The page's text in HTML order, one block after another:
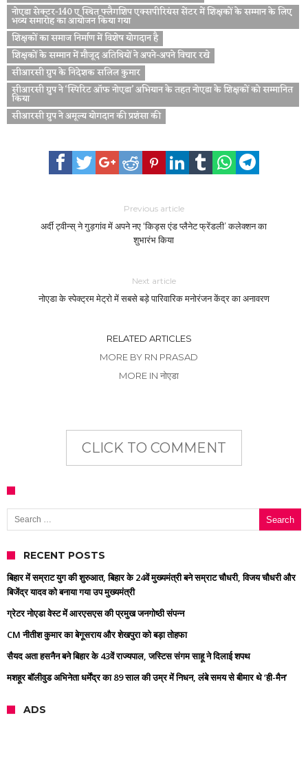
नोएडा सेक्टर-140 ए स्थित फ्लैगशिप एक्सपीरियंस सेंटर में शिक्षकों के सम्मान के लिए
भव्य समारोह का आयोजन किया गया
शिक्षकों का समाज निर्माण में विशेष योगदान है
शिक्षकों के सम्मान में मौजूद अतिथियों ने अपने-अपने विचार रखे
सीआरसी ग्रुप के निदेशक सलिल कुमार
सीआरसी ग्रुप ने ‘स्पिरिट ऑफ नोएडा’ अभियान के तहत नोएडा के शिक्षकों को सम्मानित
किया
सीआरसी ग्रुप ने अमूल्य योगदान की प्रशंसा की
Previous article
अर्दी ट्वीन्स् ने गुड़गांव में अपने नए ‘किड्स एंड प्लैनेट फ्रेंडली’ कलेक्शन का
शुभारंभ किया
Next article
नोएडा के स्पेक्ट्रम मेट्रो में सबसे बड़े पारिवारिक मनोरंजन केंद्र का अनावरण
RELATED ARTICLES
MORE BY RN PRASAD
MORE IN नोएडा
CLICK TO COMMENT
Search for:
RECENT POSTS
बिहार में सम्राट युग की शुरुआत, बिहार के 24वें मुख्यमंत्री बने सम्राट चौधरी, विजय चौधरी और
बिजेंद्र यादव को बनाया गया उप मुख्यमंत्री
ग्रेटर नोएडा वेस्ट में आरएसएस की प्रमुख जनगोष्ठी संपन्न
CM नीतीश कुमार का बेगूसराय और शेखपुरा को बड़ा तोहफा
सैयद अता हसनैन बने बिहार के 43वें राज्यपाल, जस्टिस संगम साहू ने दिलाई शपथ
मशहूर बॉलीवुड अभिनेता धर्मेंद्र का 89 साल की उम्र में निधन, लंबे समय से बीमार थे ‘ही-मैन’
ADS